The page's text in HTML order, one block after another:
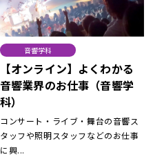
音響学科
【オンライン】よくわかる
音響業界のお仕事（音響学
科）
コンサート・ライブ・舞台の音響ス
タッフや照明スタッフなどのお仕事
に興...